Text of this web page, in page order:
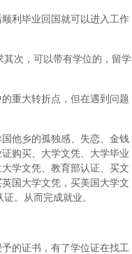
利毕业回国就可以进入工作
次，可以带有学位的，留学
重大转折点，但在遇到问题
他乡的孤独感、失恋、金钱
购买、大学文凭、大学毕业
学文凭、教育部认证、买文
国大学文凭，买美国大学文
。从而完成就业。
的证书，有了学位证在找工